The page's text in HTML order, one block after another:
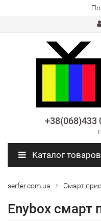
+38(068)433
Каталог товаров
serfer.com.ua Смарт
Enybox смарт